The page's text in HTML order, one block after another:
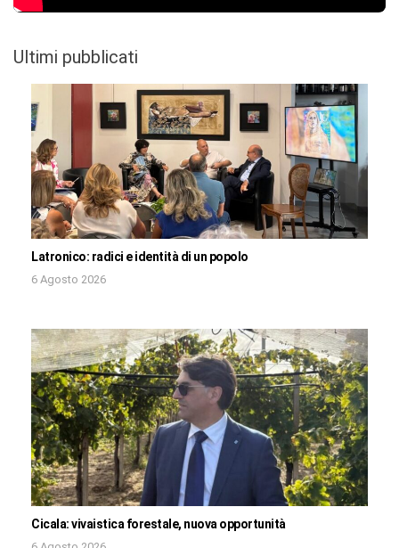
Ultimi pubblicati
Latronico: radici e identità di un popolo
6 Agosto 2026
Cicala: vivaistica forestale, nuova opportunità